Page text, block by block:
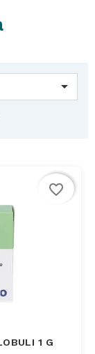

1 G
favorite_border